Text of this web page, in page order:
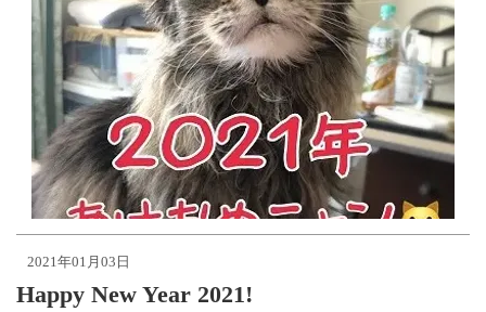
2021年01月03日
Happy New Year 2021!